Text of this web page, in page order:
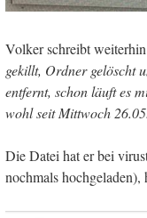
Volker schreibt
gekillt, Ordner gelöscht
entfernt, schon läuft es
wohl seit Mittwoch
Die Datei hat er bei
nochmals